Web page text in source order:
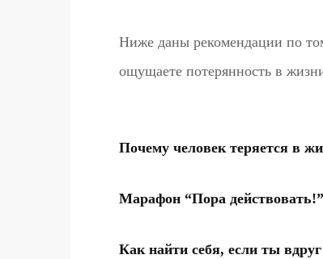
Ниже даны рекомендации по
ощущаете потерянность в
Почему человек теряется в
Марафон “Пора действовать!”
Как найти себя, если ты